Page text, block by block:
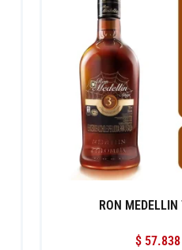
RON
$ 57.838